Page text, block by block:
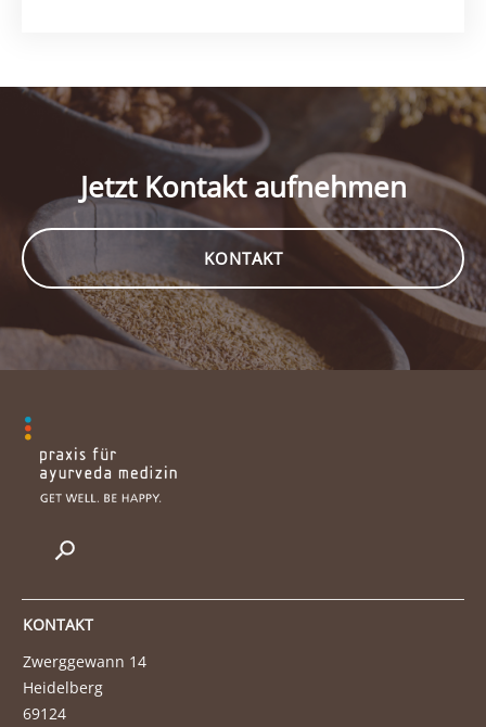
Jetzt Kontakt aufnehmen
KONTAKT
KONTAKT
Zwerggewann 14
Heidelberg
69124